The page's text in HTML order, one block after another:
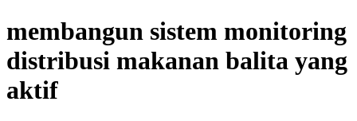
membangun sistem monitoring
distribusi makanan balita yang
aktif